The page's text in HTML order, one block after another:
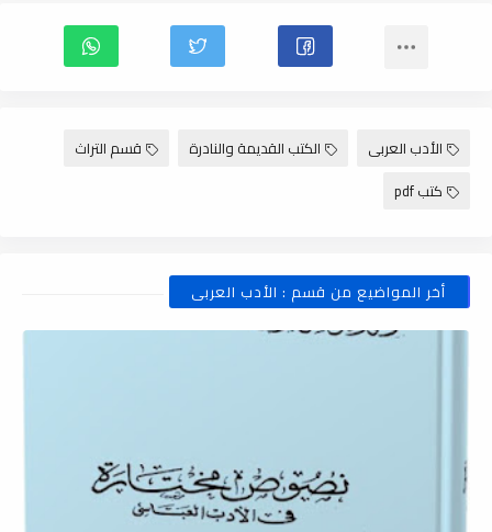
الأدب العربى الكتب القديمة والنادرة
قسم التراث
كتب pdf
أخر المواضيع من قسم : الأدب العربى